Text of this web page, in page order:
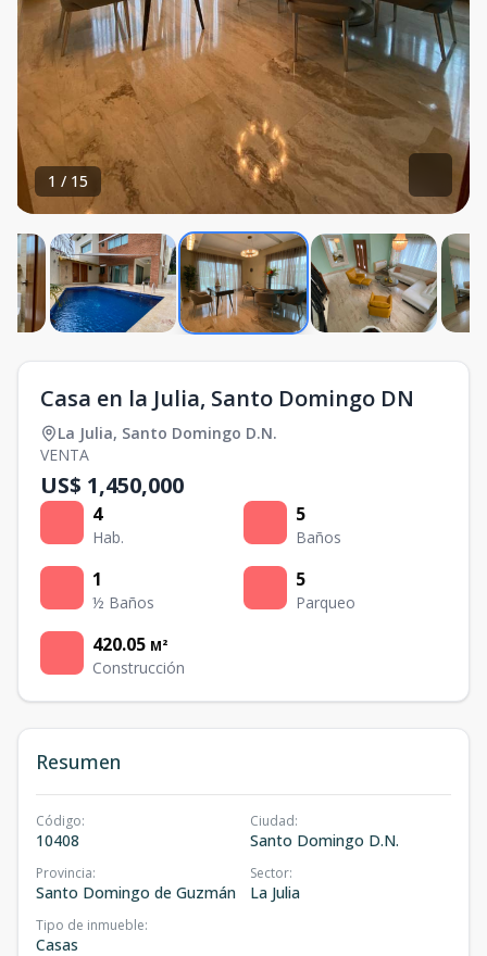
1 / 15
Casa en la Julia, Santo Domingo DN
La Julia, Santo Domingo D.N.
VENTA
US$ 1,450,000
4
Hab.
5
Baños
1
½ Baños
5
Parqueo
420.05 M²
Construcción
Resumen
Código:
10408
Ciudad:
Santo Domingo D.N.
Provincia:
Santo Domingo de Guzmán
Sector:
La Julia
Tipo de inmueble:
Casas